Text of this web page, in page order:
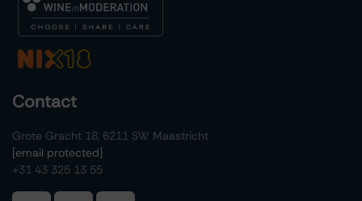
Contact
Grote Gracht 18, 6211 SW Maastricht
[email protected]
+31 43 325 13 55